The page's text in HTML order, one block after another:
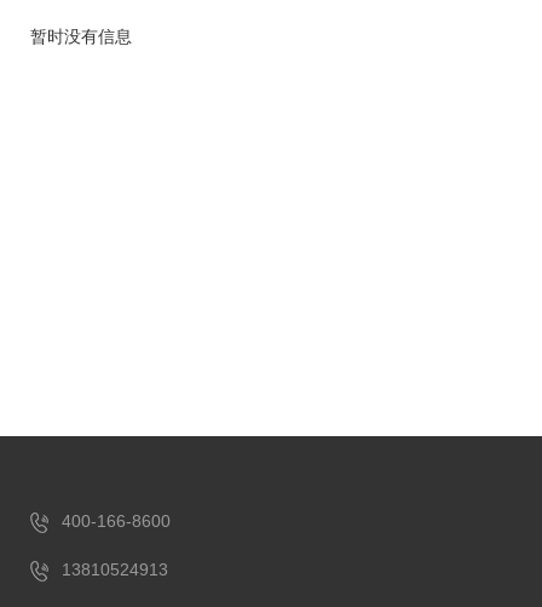
暂时没有信息
400-166-8600
13810524913